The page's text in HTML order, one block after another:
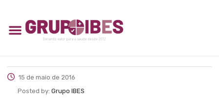
15 de maio de 2016
Posted by: Grupo IBES